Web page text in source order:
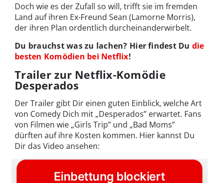
Doch wie es der Zufall so will, trifft sie im fremden
Land auf ihren Ex-Freund Sean (Lamorne Morris),
der ihren Plan ordentlich durcheinanderwirbelt.
Du brauchst was zu lachen? Hier findest Du die
besten Komödien bei Netflix!
Trailer zur Netflix-Komödie
Desperados
Der Trailer gibt Dir einen guten Einblick, welche Art
von Comedy Dich mit „Desperados” erwartet. Fans
von Filmen wie „Girls Trip” und „Bad Moms”
dürften auf ihre Kosten kommen. Hier kannst Du
Dir das Video ansehen: